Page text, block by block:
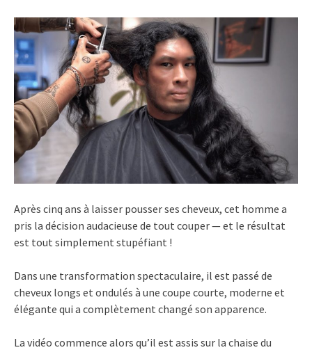
Après cinq ans à laisser pousser ses cheveux, cet homme a
pris la décision audacieuse de tout couper — et le résultat
est tout simplement stupéfiant !
Dans une transformation spectaculaire, il est passé de
cheveux longs et ondulés à une coupe courte, moderne et
élégante qui a complètement changé son apparence.
La vidéo commence alors qu’il est assis sur la chaise du